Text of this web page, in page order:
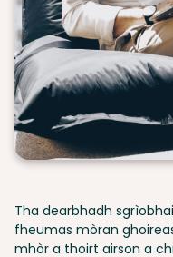
Tha dearbhadh
fheumas mòran
mhòr a thoirt airson a